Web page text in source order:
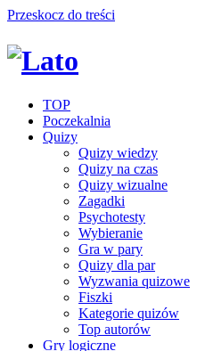
Przeskocz do treści
TOP
Poczekalnia
Quizy
Quizy wiedzy
Quizy na czas
Quizy wizualne
Zagadki
Psychotesty
Wybieranie
Gra w pary
Quizy dla par
Wyzwania quizowe
Fiszki
Kategorie quizów
Top autorów
Gry logiczne